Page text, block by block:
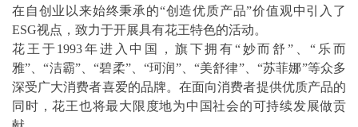
在自创业以来始终秉承的“创造优质产品”价值观中引入了
ESG视点，致力于开展具有花王特色的活动。
花王于1993年进入中国，旗下拥有“妙而舒”、“乐而
雅”、“洁霸”、“碧柔”、“珂润”、“美舒律”、“苏菲娜”等众多
深受广大消费者喜爱的品牌。在面向消费者提供优质产品的
同时，花王也将最大限度地为中国社会的可持续发展做贡